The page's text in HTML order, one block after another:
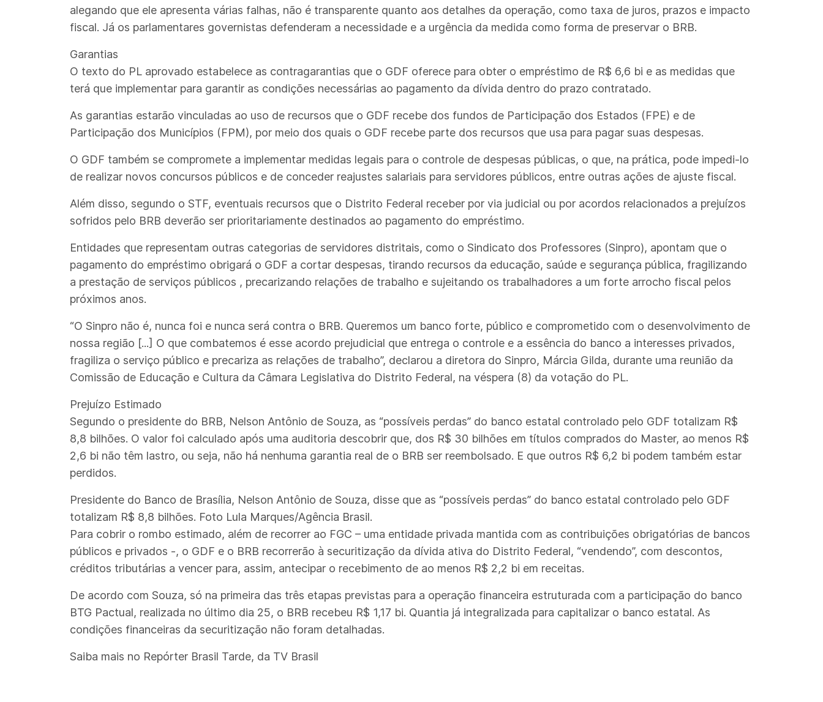
alegando que ele apresenta várias falhas, não é transparente quanto aos detalhes da operação, como taxa de juros, prazos e impacto
fiscal. Já os parlamentares governistas defenderam a necessidade e a urgência da medida como forma de preservar o BRB.
Garantias
O texto do PL aprovado estabelece as contragarantias que o GDF oferece para obter o empréstimo de R$ 6,6 bi e as medidas que
terá que implementar para garantir as condições necessárias ao pagamento da dívida dentro do prazo contratado.
As garantias estarão vinculadas ao uso de recursos que o GDF recebe dos fundos de Participação dos Estados (FPE) e de
Participação dos Municípios (FPM), por meio dos quais o GDF recebe parte dos recursos que usa para pagar suas despesas.
O GDF também se compromete a implementar medidas legais para o controle de despesas públicas, o que, na prática, pode impedi-lo
de realizar novos concursos públicos e de conceder reajustes salariais para servidores públicos, entre outras ações de ajuste fiscal.
Além disso, segundo o STF, eventuais recursos que o Distrito Federal receber por via judicial ou por acordos relacionados a prejuízos
sofridos pelo BRB deverão ser prioritariamente destinados ao pagamento do empréstimo.
Entidades que representam outras categorias de servidores distritais, como o Sindicato dos Professores (Sinpro), apontam que o
pagamento do empréstimo obrigará o GDF a cortar despesas, tirando recursos da educação, saúde e segurança pública, fragilizando
a prestação de serviços públicos , precarizando relações de trabalho e sujeitando os trabalhadores a um forte arrocho fiscal pelos
próximos anos.
“O Sinpro não é, nunca foi e nunca será contra o BRB. Queremos um banco forte, público e comprometido com o desenvolvimento de
nossa região [...] O que combatemos é esse acordo prejudicial que entrega o controle e a essência do banco a interesses privados,
fragiliza o serviço público e precariza as relações de trabalho”, declarou a diretora do Sinpro, Márcia Gilda, durante uma reunião da
Comissão de Educação e Cultura da Câmara Legislativa do Distrito Federal, na véspera (8) da votação do PL.
Prejuízo Estimado
Segundo o presidente do BRB, Nelson Antônio de Souza, as “possíveis perdas” do banco estatal controlado pelo GDF totalizam R$
8,8 bilhões. O valor foi calculado após uma auditoria descobrir que, dos R$ 30 bilhões em títulos comprados do Master, ao menos R$
2,6 bi não têm lastro, ou seja, não há nenhuma garantia real de o BRB ser reembolsado. E que outros R$ 6,2 bi podem também estar
perdidos.
Presidente do Banco de Brasília, Nelson Antônio de Souza, disse que as “possíveis perdas” do banco estatal controlado pelo GDF
totalizam R$ 8,8 bilhões. Foto Lula Marques/Agência Brasil.
Para cobrir o rombo estimado, além de recorrer ao FGC – uma entidade privada mantida com as contribuições obrigatórias de bancos
públicos e privados -, o GDF e o BRB recorrerão à securitização da dívida ativa do Distrito Federal, “vendendo”, com descontos,
créditos tributárias a vencer para, assim, antecipar o recebimento de ao menos R$ 2,2 bi em receitas.
De acordo com Souza, só na primeira das três etapas previstas para a operação financeira estruturada com a participação do banco
BTG Pactual, realizada no último dia 25, o BRB recebeu R$ 1,17 bi. Quantia já integralizada para capitalizar o banco estatal. As
condições financeiras da securitização não foram detalhadas.
Saiba mais no Repórter Brasil Tarde, da TV Brasil